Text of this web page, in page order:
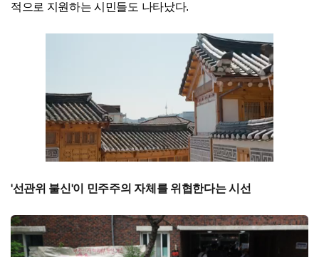
적으로 지원하는 시민들도 나타났다.
'선관위 불신'이 민주주의 자체를 위협한다는 시선